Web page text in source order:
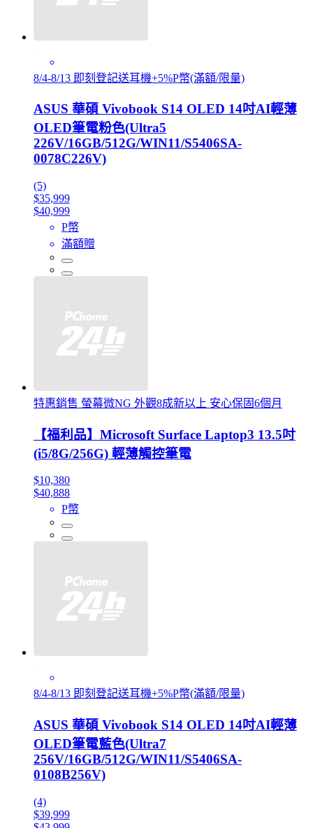
8/4-8/13 即刻登記送耳機+5%P幣(滿額/限量)
ASUS 華碩 Vivobook S14 OLED 14吋AI輕薄
OLED筆電粉色(Ultra5
226V/16GB/512G/WIN11/S5406SA-
0078C226V)
(5)
$35,999
$40,999
P幣
滿額贈
特惠銷售 螢幕微NG 外觀8成新以上 安心保固6個月
【福利品】Microsoft Surface Laptop3 13.5吋
(i5/8G/256G) 輕薄觸控筆電
$10,380
$40,888
P幣
8/4-8/13 即刻登記送耳機+5%P幣(滿額/限量)
ASUS 華碩 Vivobook S14 OLED 14吋AI輕薄
OLED筆電藍色(Ultra7
256V/16GB/512G/WIN11/S5406SA-
0108B256V)
(4)
$39,999